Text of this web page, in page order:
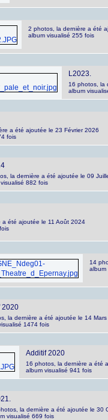
2 photos, la dernière a été
album visualisé 255 fois
L2023.
16 photos, la
album
a été ajoutée le 23 Février 2026
fois
la dernière a été ajoutée le 09
882 fois
a été ajoutée le 11 Août 2024
14
album
2020
la dernière a été ajoutée le 14
1474 fois
Additif 2020
16 photos, la dernière a été
album visualisé 941 fois
la dernière a été ajoutée le 30
visualisé 669 fois